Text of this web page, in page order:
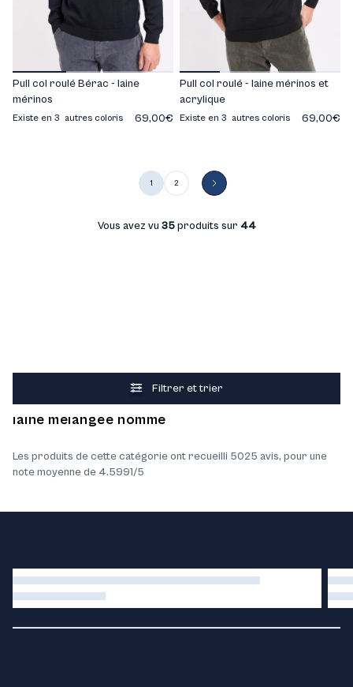
Pull col roulé Bérac - laine
mérinos
Existe en 3 autres coloris 69,00€
Pull col roulé - laine mérinos et
acrylique
Existe en 3 autres coloris 69,00€
1 2
Vous avez vu 35produits sur 44
Filtrer et trier
Ce que nos clients pensent des produits Pulls
laine mélangée homme
Les produits de cette catégorie ont recueilli 5025 avis, pour une
note moyenne de 4.5991/5